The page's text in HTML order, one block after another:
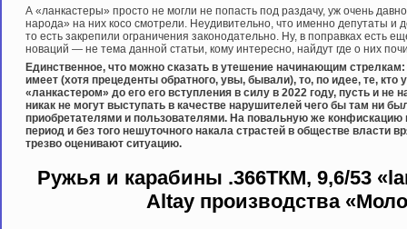
А «ланкастеры» просто не могли не попасть под раздачу, уж очень
народа» на них косо смотрели. Неудивительно, что именно депутаты и
то есть закрепили ограничения законодательно. Ну, в поправках есть
новаций — не тема данной статьи, кому интересно, найдут где о них
Единственное, что можно сказать в утешение начинающим
имеет (хотя прецеденты обратного, увы, бывали), то, по идее, те, кто
«ланкастером» до его его вступления в силу в 2022 году, пусть и не
никак не могут выступать в качестве нарушителей чего бы там ни
приобретателями и пользователями. На повальную же конфискацию
период и без того нешуточного накала страстей в обществе власти
трезво оценивают ситуацию.
Ружья и карабины .366ТКМ, 9,6/53
Altay производства